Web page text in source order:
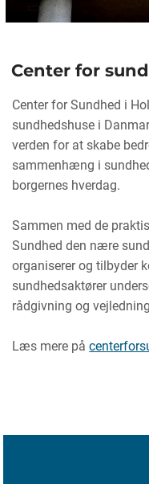
Center for
Center for Sundhed i
sundhedshuse i
verden for at skabe
sammenhæng i
borgernes hverdag.
Sammen med de
Sundhed den nære
organiserer og tilbyder
sundhedsaktører
rådgivning og
Læs mere på